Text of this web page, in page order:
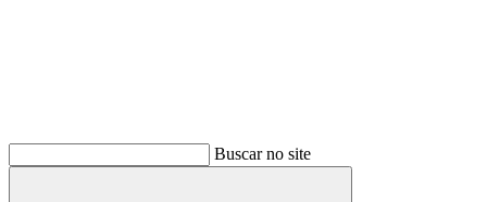
Buscar no site